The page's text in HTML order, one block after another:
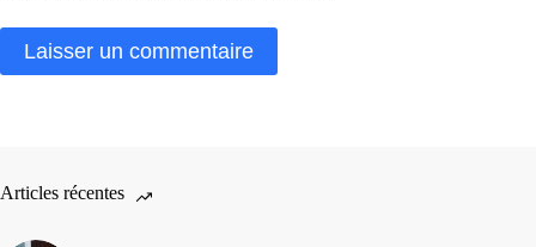
Laisser un commentaire
Articles récentes